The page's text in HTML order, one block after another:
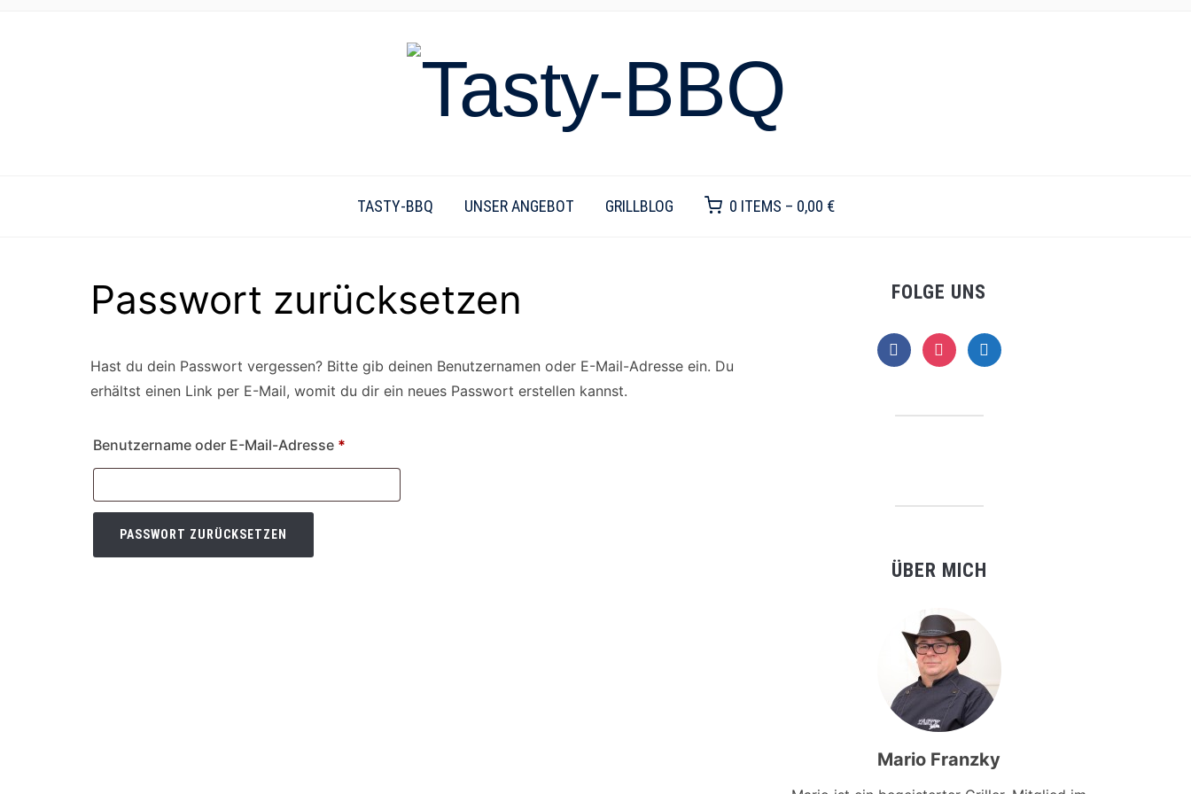
TASTY-BBQ UNSER ANGEBOT GRILLBLOG 0 ITEMS – 0,00 €
Passwort zurücksetzen
Hast du dein Passwort vergessen? Bitte gib deinen Benutzernamen oder E-Mail-Adresse ein. Du
erhältst einen Link per E-Mail, womit du dir ein neues Passwort erstellen kannst.
Benutzername oder E-Mail-Adresse *
PASSWORT ZURÜCKSETZEN
FOLGE UNS
facebookinstagramtelegram
ÜBER MICH
Mario Franzky